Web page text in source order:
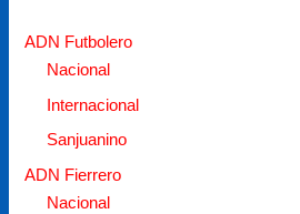
ADN Futbolero
Nacional
Internacional
Sanjuanino
ADN Fierrero
Nacional